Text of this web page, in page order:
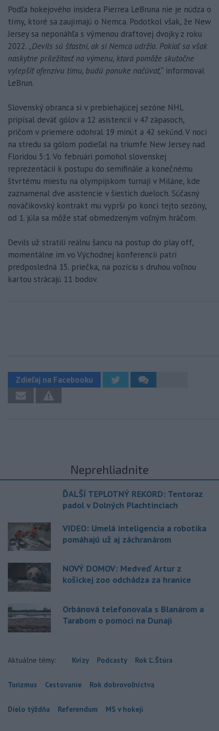
Podľa hokejového insidera Pierrea LeBruna nie je núdza o
tímy, ktoré sa zaujímajú o Nemca. Podotkol však, že New
Jersey sa neponáhľa s výmenou draftovej dvojky z roku
2022. „Devils sú šťastní, ak si Nemca udržia. Pokiaľ sa však
naskytne príležitosť na výmenu, ktorá pomôže skutočne
vylepšiť ofenzívu tímu, budú ponuke načúvať,“ informoval
LeBrun.
Slovenský obranca si v prebiehajúcej sezóne NHL
pripísal deväť gólov a 12 asistencií v 47 zápasoch,
pričom v priemere odohral 19 minút a 42 sekúnd. V noci
na stredu sa gólom podieľal na triumfe New Jersey nad
Floridou 5:1. Vo februári pomohol slovenskej
reprezentácii k postupu do semifinále a konečnému
štvrtému miestu na olympijskom turnaji v Miláne, kde
zaznamenal dve asistencie v šiestich dueloch. Súčasný
nováčikovský kontrakt mu vyprší po konci tejto sezóny,
od 1. júla sa môže stať obmedzeným voľným hráčom.
Devils už stratili reálnu šancu na postup do play off,
momentálne im vo Východnej konferencii patrí
predposledná 15. priečka, na pozíciu s druhou voľnou
kartou strácajú 11 bodov.
Zdieľaj na Facebooku
Neprehliadnite
ĎALŠÍ TEPLOTNÝ REKORD: Tentoraz
padol v Dolných Plachtinciach
VIDEO: Umelá inteligencia a robotika
pomáhajú už aj záchranárom
NOVÝ DOMOV: Medveď Artur z
košickej zoo odchádza za hranice
Orbánová telefonovala s Blanárom a
Tarabom o pomoci na Dunaji
Aktuálne témy: Kvízy Podcasty Rok Ľ.Štúra
Turizmus Cestovanie Rok dobrovoľníctva
Dielo týždňa Referendum MS v hokeji